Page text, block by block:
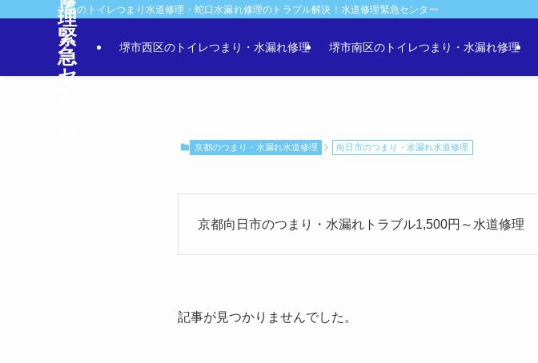
大阪のトイレつまり水道修理・蛇口水漏れ修理のトラブル解決！水道修理緊急センター
理
緊
急
セ
堺市西区のトイレつまり・水漏れ修理 堺市南区のトイレつまり・水漏れ修理
京都のつまり・水漏れ水道修理 向日市のつまり・水漏れ水道修理
京都向日市のつまり・水漏れトラブル1,500円～水道修理
記事が見つかりませんでした。